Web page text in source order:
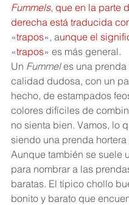
Fummels, que en la parte
derecha está traducida
«trapos», aunque el
«trapos» es más general.
Un Fummel es una prenda
calidad dudosa, con un
hecho, de estampados
colores difíciles de
no sienta bien. Vamos, lo
siendo una prenda hortera
Aunque también se suele
para nombrar a las
baratas. El típico chollo
bonito y barato que